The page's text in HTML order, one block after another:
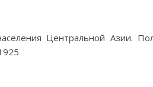
Центральной Азии.